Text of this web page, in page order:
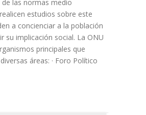
las normas medio
estudios sobre este
a concienciar a la población
su implicación social. La ONU
principales que
áreas: · Foro Político